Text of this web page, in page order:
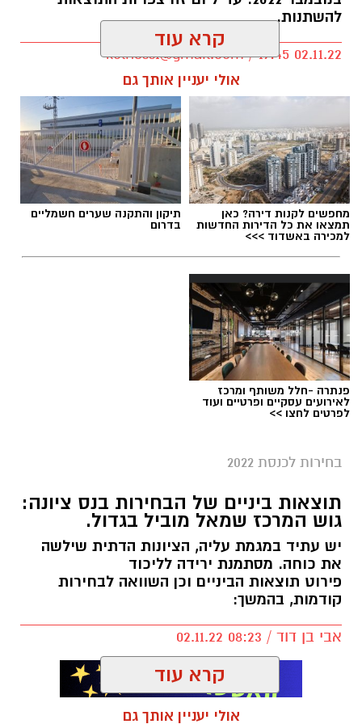
להשתנות.
kolness1@gmail.com / 19:45 02.11.22
תגים:בחירות 2022 נס ציונה
תוצאות הבחירות 2024 לראשות העיר נס ציונה
למועצת העיר
לחתך הישוב המבוקש
_
קרא עוד
אולי יעניין אותך גם
מחפשים לקנות דירה? כאן
תמצאו את כל הדירות החדשות
למכירה באשדוד >>>
תיקון והתקנה שערים חשמליים
בדרום
פנתרה -חלל משותף ומרכז
לאירועים עסקיים ופרטיים ועוד
לפרטים לחצו >>
בחירות לכנסת 2022
תוצאות ביניים של הבחירות בנס ציונה:
גוש המרכז שמאל מוביל בגדול.
יש עתיד במגמת עליה, הציונות הדתית שילשה
את כוחה. מסתמנת ירידה לליכוד
פירוט תוצאות הביניים וכן השוואה לבחירות
קודמות, בהמשך:
אבי בן דוד / 08:23 02.11.22
קרא עוד
אולי יעניין אותך גם